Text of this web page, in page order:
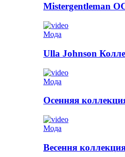
Мода
Ulla Johnson
Мода
Осенняя
Мода
Весення